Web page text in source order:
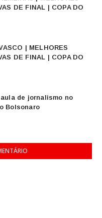
DE FINAL | COPA DO
| MELHORES
DE FINAL | COPA DO
de jornalismo no
Bolsonaro